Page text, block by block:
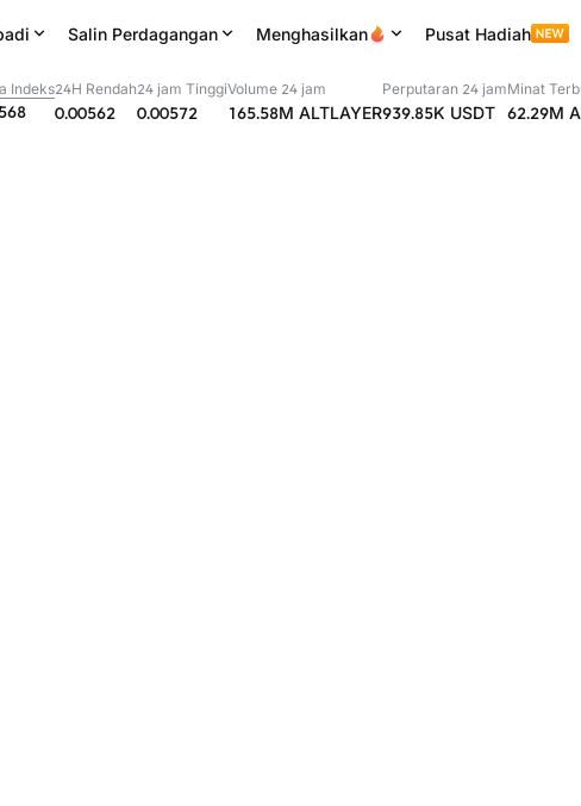
Salin Perdagangan Menghasilkan Pusat Hadiah
Indeks24H Rendah
0.00562
24 jam Tinggi
0.00572
Volume 24 jam
165.58M ALTLAYER
Perputaran 24 jam
939.85K USDT
Minat
62.29M